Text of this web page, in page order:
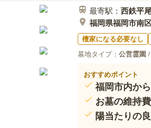
最寄駅： 西鉄平
福岡県福岡市南
檀家になる必要なし
墓地タイプ： 公営霊園 /
おすすめポイント
福岡市内か
お墓の維持
陽当たりの